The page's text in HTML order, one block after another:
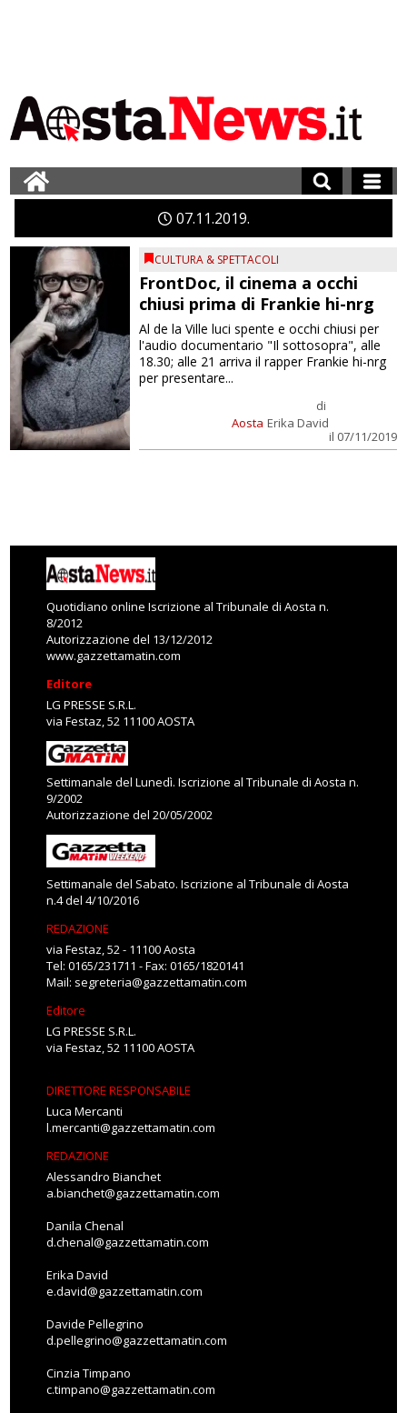
07 11 2019
CULTURA & SPETTACOLI
FrontDoc, il cinema a occhi
chiusi prima di Frankie hi-nrg
Aosta
di
Erika David
il 07/11/2019
Al de la Ville luci spente e occhi chiusi per
l'audio documentario "Il sottosopra", alle
18.30; alle 21 arriva il rapper Frankie hi-nrg
per presentare...
Quotidiano online Iscrizione al Tribunale di Aosta n.
8/2012
Autorizzazione del 13/12/2012
www.gazzettamatin.com
Editore
LG PRESSE S.R.L.
via Festaz, 52 11100 AOSTA
Settimanale del Lunedì. Iscrizione al Tribunale di Aosta n.
9/2002
Autorizzazione del 20/05/2002
Settimanale del Sabato. Iscrizione al Tribunale di Aosta
n.4 del 4/10/2016
REDAZIONE
via Festaz, 52 - 11100 Aosta
Tel: 0165/231711 - Fax: 0165/1820141
Mail: segreteria@gazzettamatin.com
Editore
LG PRESSE S.R.L.
via Festaz, 52 11100 AOSTA
DIRETTORE RESPONSABILE
Luca Mercanti
l.mercanti@gazzettamatin.com
REDAZIONE
Alessandro Bianchet
a.bianchet@gazzettamatin.com
Danila Chenal
d.chenal@gazzettamatin.com
Erika David
e.david@gazzettamatin.com
Davide Pellegrino
d.pellegrino@gazzettamatin.com
Cinzia Timpano
c.timpano@gazzettamatin.com